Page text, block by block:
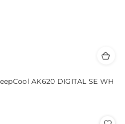
AK620 DIGITAL SE WH